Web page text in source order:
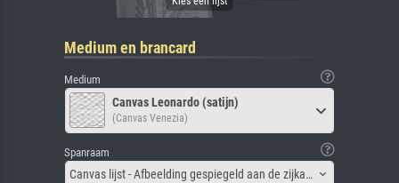
Medium en brancard
Medium
Canvas Leonardo (satijn)
(Canvas Venezia)
Spanraam
Canvas lijst - Afbeelding gespiegeld aan de zijkant